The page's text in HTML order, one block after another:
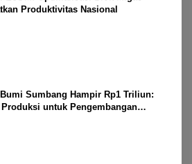
Produktivitas Nasional
Bumi Sumbang Hampir Rp1 Triliun:
Produksi untuk Pengembangan